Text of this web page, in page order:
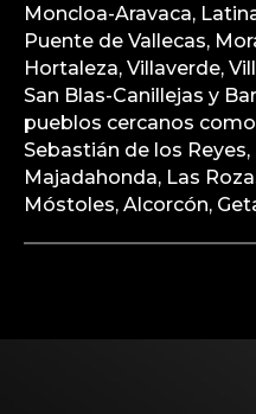
Moncloa-Aravaca,
Puente de Vallecas,
Hortaleza, Villaverde,
San Blas-Canillejas y
pueblos cercanos
Sebastián de los
Majadahonda, Las
Móstoles, Alcorcón,